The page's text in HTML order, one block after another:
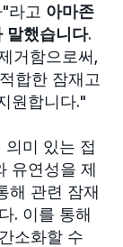
라고 아마존
말했습니다.
거함으로써,
합한 잠재고
원합니다."
의미 있는 접
유연성을 제
해 관련 잠재
. 이를 통해
소화할 수